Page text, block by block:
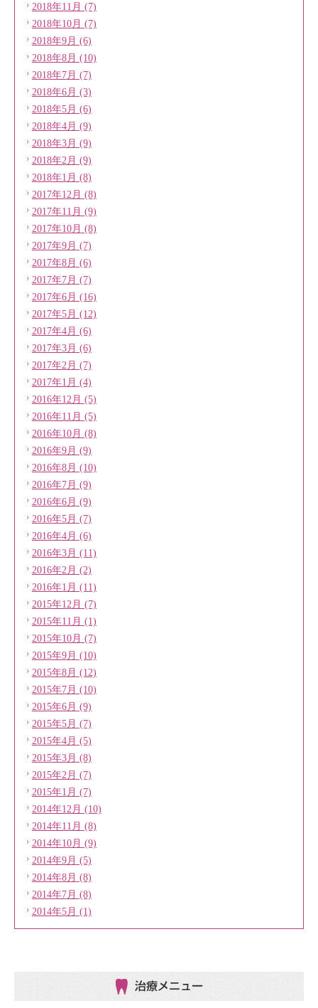
2018年11月 (7)
2018年10月 (7)
2018年9月 (6)
2018年8月 (10)
2018年7月 (7)
2018年6月 (3)
2018年5月 (6)
2018年4月 (9)
2018年3月 (9)
2018年2月 (9)
2018年1月 (8)
2017年12月 (8)
2017年11月 (9)
2017年10月 (8)
2017年9月 (7)
2017年8月 (6)
2017年7月 (7)
2017年6月 (16)
2017年5月 (12)
2017年4月 (6)
2017年3月 (6)
2017年2月 (7)
2017年1月 (4)
2016年12月 (5)
2016年11月 (5)
2016年10月 (8)
2016年9月 (9)
2016年8月 (10)
2016年7月 (9)
2016年6月 (9)
2016年5月 (7)
2016年4月 (6)
2016年3月 (11)
2016年2月 (2)
2016年1月 (11)
2015年12月 (7)
2015年11月 (1)
2015年10月 (7)
2015年9月 (10)
2015年8月 (12)
2015年7月 (10)
2015年6月 (9)
2015年5月 (7)
2015年4月 (5)
2015年3月 (8)
2015年2月 (7)
2015年1月 (7)
2014年12月 (10)
2014年11月 (8)
2014年10月 (9)
2014年9月 (5)
2014年8月 (8)
2014年7月 (8)
2014年5月 (1)
治療メニュー